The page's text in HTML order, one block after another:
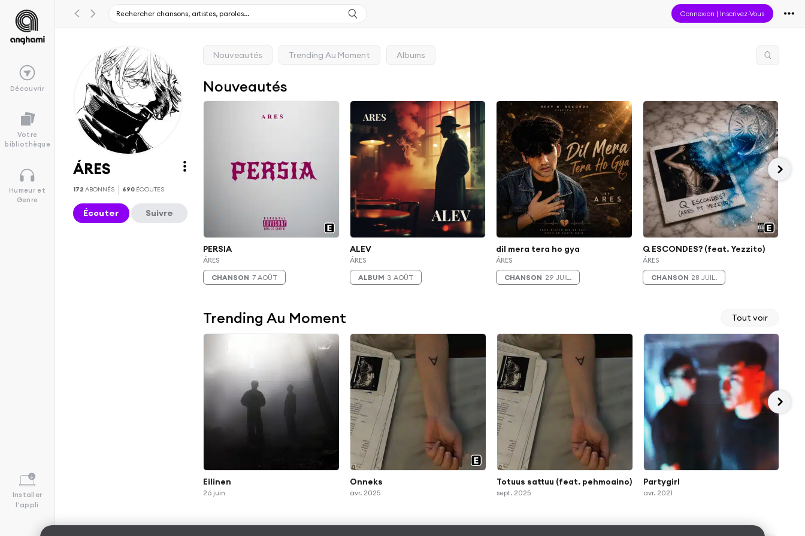
Connexion | Inscrivez-Vous
Découvrir
Votre
bibliothèque
Humeur et
Genre
Installer
l'appli
ÁRES
172 ABONNÉS 690 ÉCOUTES
Écouter Suivre
Nouveautés Trending Au Moment Albums
Nouveautés
PERSIA
ÁRES
CHANSON 7 AOÛT
ALEV
ÁRES
ALBUM 3 AOÛT
dil mera tera ho gya
ÁRES
CHANSON 29 JUIL.
Q ESCONDES? (feat. Yezzito)
ÁRES
CHANSON 28 JUIL.
Trending Au Moment Tout voir
Eilinen
26 juin
Onneks
avr. 2025
Totuus sattuu (feat. pehmoaino)
sept. 2025
Partygirl
avr. 2021